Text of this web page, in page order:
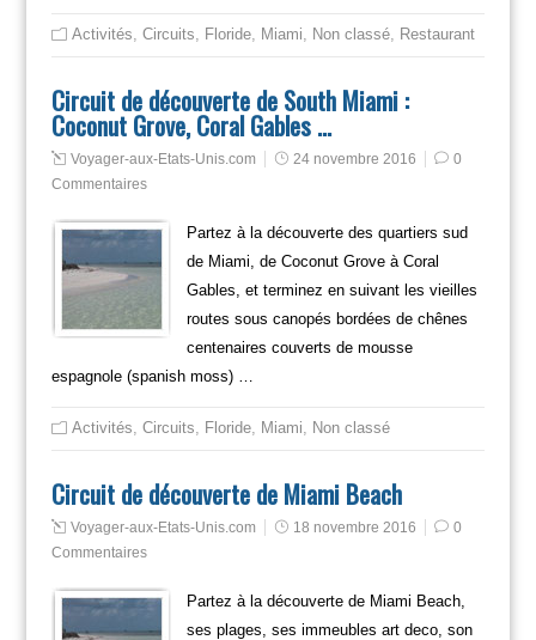
Activités Circuits Floride, Miami Non classé, Restaurant
Circuit de découverte de South Miami :
Coconut Grove, Coral Gables …
Voyager-aux-Etats-Unis.com 24 novembre 2016
0
Commentaires
Partez à la découverte des quartiers sud
de Miami, de Coconut Grove à Coral
Gables, et terminez en suivant les vieilles
routes sous canopés bordées de chênes
centenaires couverts de mousse
espagnole (spanish moss) …
Activités Circuits Floride, Miami Non classé
Circuit de découverte de Miami Beach
Voyager-aux-Etats-Unis.com 18 novembre 2016
0
Commentaires
Partez à la découverte de Miami Beach,
ses plages, ses immeubles art deco, son